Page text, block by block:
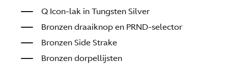
Q Icon-lak in Tungsten Silver
Bronzen draaiknop en PRND-selector
Bronzen Side Strake
Bronzen dorpellijsten